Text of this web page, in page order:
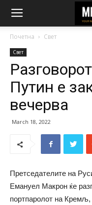
Почетна Свет
Свет
Путин е
вечерва
March 18, 2022
Претседателите на
Емануел Макрон ќе
портпаролот на Кремљ,